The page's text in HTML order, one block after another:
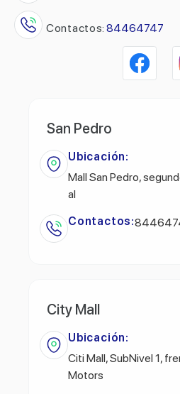
Contactos: 84464747
San Pedro
Ubicación:
Mall San Pedro,
al
Contactos:
City Mall
Ubicación:
Citi Mall, SubNivel 1,
Motors